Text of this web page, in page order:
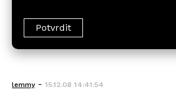
lemmy - 15.12.08 14:41:54